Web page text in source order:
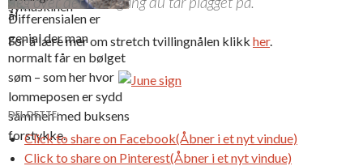
symaskinen
Differensialen er
genial der man
normalt får en bølget
søm – som her hvor
lommeposen er sydd
sammen med buksens
forstykke.
ål
For å lære mer om stretch tvillingnålen klikk her.
DEL DETTE:
Click to share on Facebook(Åbner i et nyt vindue)
Click to share on Pinterest(Åbner i et nyt vindue)